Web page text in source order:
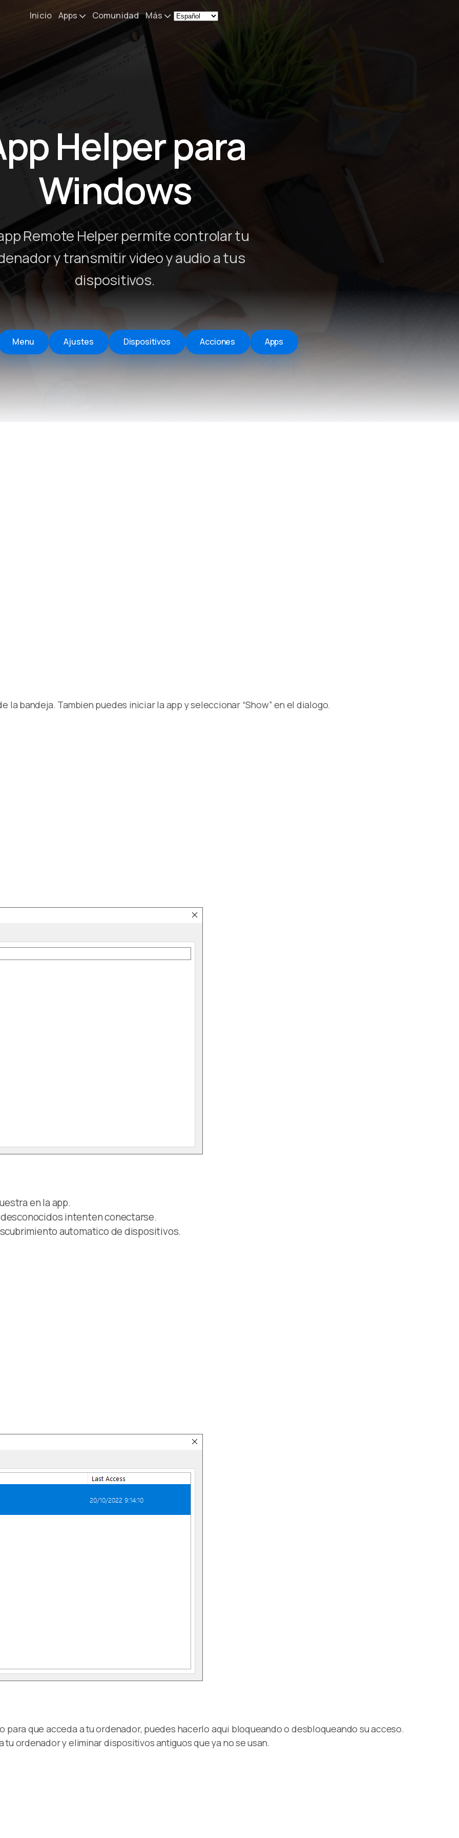
Inicio Apps
Remote Mouse &
iOS/iPadOS/tvOS/macOS
Virtual KeyPad & NumPad
File Explorer & Player
iOS/iPadOS/tvOS
Sibelius KeyPad
iOS/iPadOS
Finale KeyPad
Remote Helper
Remote Control for TV
iOS/iPadOS
Comunidad Más
Helper para
Windows
Remote Helper permite controlar tu
y transmitir video y audio a tus
dispositivos.
Menu Ajustes Dispositivos Acciones Apps
la bandeja. Tambien puedes iniciar la app y seleccionar “Show” en el dialogo.
en la app.
intenten conectarse.
automatico de dispositivos.
que acceda a tu ordenador, puedes hacerlo aqui bloqueando o desbloqueando su acceso.
ordenador y eliminar dispositivos antiguos que ya no se usan.